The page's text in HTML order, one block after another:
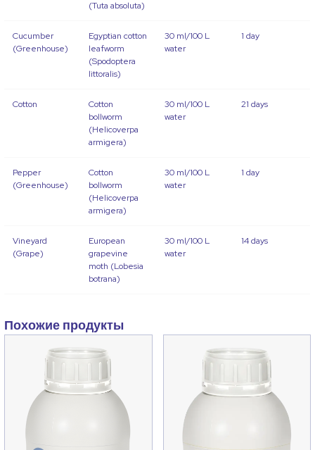
(Tuta absoluta)
Cucumber
(Greenhouse)
Egyptian cotton
leafworm
(Spodoptera
littoralis)
30 ml/100 L
water
1 day
Cotton
Cotton
bollworm
(Helicoverpa
armigera)
30 ml/100 L
water
21 days
Pepper
(Greenhouse)
Cotton
bollworm
(Helicoverpa
armigera)
30 ml/100 L
water
1 day
Vineyard
(Grape)
European
grapevine
moth (Lobesia
botrana)
30 ml/100 L
water
14 days
Похожие продукты